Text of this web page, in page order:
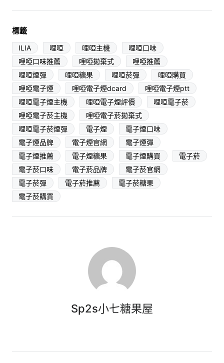
標籤
ILIA 哩啞 哩啞主機
哩啞口味
哩啞口味推薦
哩啞拋棄式
哩啞推薦
哩啞煙彈
哩啞糖果 哩啞菸彈
哩啞購買
哩啞電子煙
哩啞電子煙dcard
哩啞電子煙ptt
哩啞電子煙主機
哩啞電子煙評價
哩啞電子菸
哩啞電子菸主機
哩啞電子菸拋棄式
哩啞電子菸煙彈
電子煙
電子煙口味
電子煙品牌
電子煙官網
電子煙彈
電子煙推薦
電子煙糖果 電子煙購買
電子菸
電子菸口味
電子菸品牌
電子菸官網
電子菸彈
電子菸推薦
電子菸糖果
電子菸購買
Sp2s小七糖果屋